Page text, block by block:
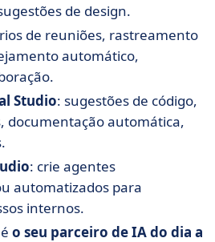
de design.
de reuniões, rastreamento
automático,
Studio: sugestões de código,
documentação automática,
: crie agentes
automatizados para
internos.
o seu parceiro de IA do dia a